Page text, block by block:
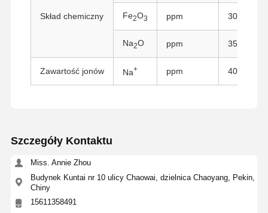
Skład chemiczny Fe2O3 ppm 300
Na2O ppm 3500
Zawartość jonów Na+ ppm 400
Szczegóły Kontaktu
Miss. Annie Zhou
Budynek Kuntai nr 10 ulicy Chaowai, dzielnica Chaoyang, Pekin,
Chiny
15611358491